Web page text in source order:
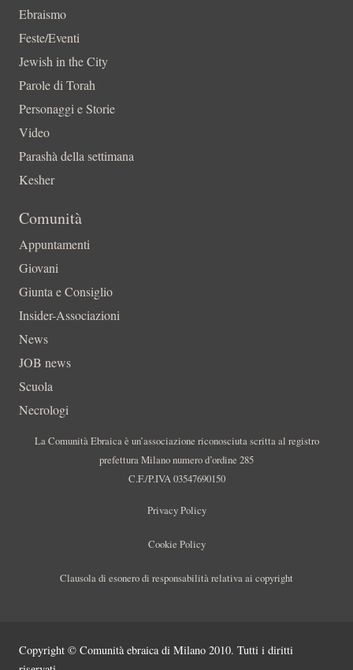
Ebraismo
Feste/Eventi
Jewish in the City
Parole di Torah
Personaggi e Storie
Video
Parashà della settimana
Kesher
Comunità
Appuntamenti
Giovani
Giunta e Consiglio
Insider-Associazioni
News
JOB news
Scuola
Necrologi
La Comunità Ebraica è un’associazione riconosciuta scritta al registro
prefettura Milano numero d’ordine 285
C.F./P.IVA 03547690150
Privacy Policy
Cookie Policy
Clausola di esonero di responsabilità relativa ai copyright
Copyright © Comunità ebraica di Milano 2010. Tutti i diritti